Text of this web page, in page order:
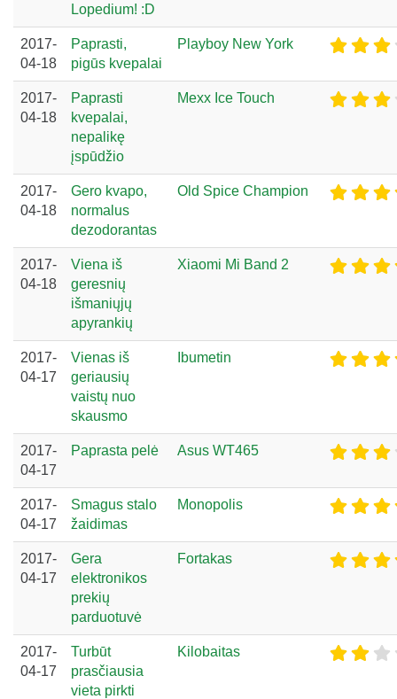
Lopedium! :D
2017-
04-18
Paprasti,
pigūs kvepalai
Playboy New York
2017-
04-18
Paprasti
kvepalai,
nepalikę
įspūdžio
Mexx Ice Touch
2017-
04-18
Gero kvapo,
normalus
dezodorantas
Old Spice Champion
2017-
04-18
Viena iš
geresnių
išmaniųjų
apyrankių
Xiaomi Mi Band 2
2017-
04-17
Vienas iš
geriausių
vaistų nuo
skausmo
Ibumetin
2017-
04-17
Paprasta pelė Asus WT465
2017-
04-17
Smagus stalo
žaidimas
Monopolis
2017-
04-17
Gera
elektronikos
prekių
parduotuvė
Fortakas
2017-
04-17
Turbūt
prasčiausia
vieta pirkti
Kilobaitas